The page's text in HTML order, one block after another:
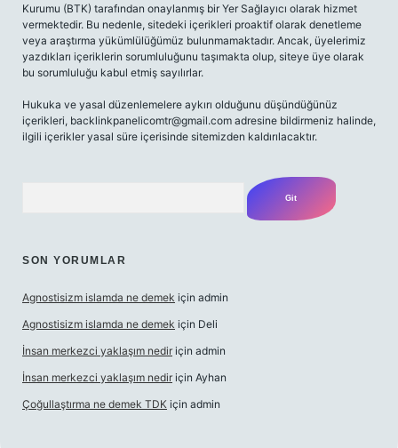
Kurumu (BTK) tarafından onaylanmış bir Yer Sağlayıcı olarak hizmet
vermektedir. Bu nedenle, sitedeki içerikleri proaktif olarak denetleme
veya araştırma yükümlülüğümüz bulunmamaktadır. Ancak, üyelerimiz
yazdıkları içeriklerin sorumluluğunu taşımakta olup, siteye üye olarak
bu sorumluluğu kabul etmiş sayılırlar.
Hukuka ve yasal düzenlemelere aykırı olduğunu düşündüğünüz
içerikleri, backlinkpanelicomtr@gmail.com adresine bildirmeniz halinde,
ilgili içerikler yasal süre içerisinde sitemizden kaldırılacaktır.
SON YORUMLAR
Agnostisizm islamda ne demek için admin
Agnostisizm islamda ne demek için Deli
İnsan merkezci yaklaşım nedir için admin
İnsan merkezci yaklaşım nedir için Ayhan
Çoğullaştırma ne demek TDK için admin